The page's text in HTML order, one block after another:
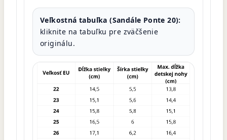
Veľkostná tabuľka (Sandále Ponte 20):
kliknite na tabuľku pre zväčšenie
originálu.